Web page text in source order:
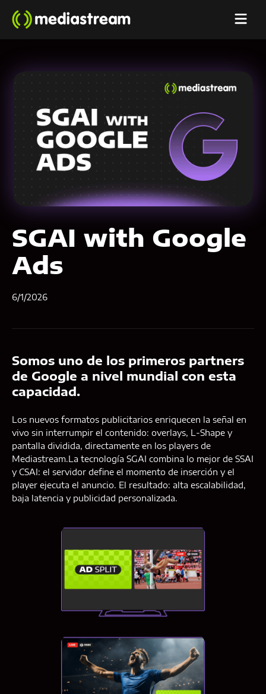
SGAI with Google
Ads
6/1/2026
Somos uno de los primeros partners
de Google a nivel mundial con esta
capacidad.
Los nuevos formatos publicitarios enriquecen la señal en
vivo sin interrumpir el contenido: overlays, L-Shape y
pantalla dividida, directamente en los players de
Mediastream.La tecnología SGAI combina lo mejor de SSAI
y CSAI: el servidor define el momento de inserción y el
player ejecuta el anuncio. El resultado: alta escalabilidad,
baja latencia y publicidad personalizada.